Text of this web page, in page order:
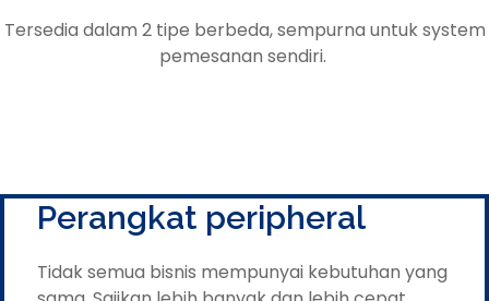
Tersedia dalam 2 tipe berbeda, sempurna untuk system
pemesanan sendiri.
Perangkat peripheral
Tidak semua bisnis mempunyai kebutuhan yang